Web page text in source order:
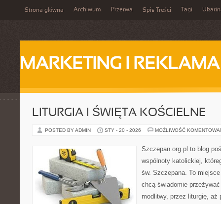
Strona główna Archiwum Przerwa Spis Treści Tagi
MARKETING I REKLAMA
LITURGIA I ŚWIĘTA KOŚCIELNE
POSTED BY ADMIN STY - 20 - 2026 MOŻLIWOŚĆ
Szczepan.org.pl to blog
wspólnoty katolickiej,
św. Szczepana. To
chcą świadomie
modlitwy, przez liturgię, aż